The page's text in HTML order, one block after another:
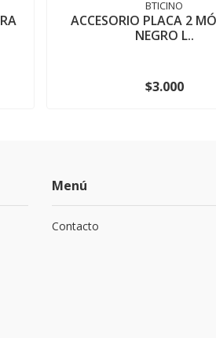
BTICINO
ACCESORIO PLACA 2
NEGRO L..
$3.000
Menú
Contacto